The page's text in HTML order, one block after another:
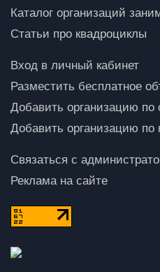
Каталог организаций
Статьи про квадроциклы
Вход в личный кабинет
Разместить бесплатное
Добавить организацию по
Добавить организацию по
Связаться с
Реклама на сайте